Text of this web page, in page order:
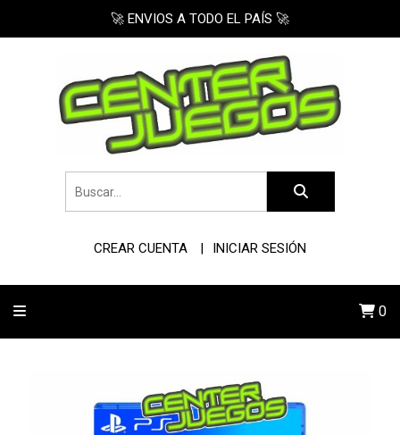
🚀 ENVIOS A TODO EL PAÍS 🚀
CREAR CUENTA INICIAR SESIÓN
0